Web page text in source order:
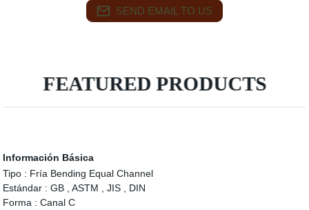
SEND EMAIL TO US
FEATURED PRODUCTS
Información Básica
Tipo : Fría Bending Equal Channel
Estándar : GB , ASTM , JIS , DIN
Forma : Canal C